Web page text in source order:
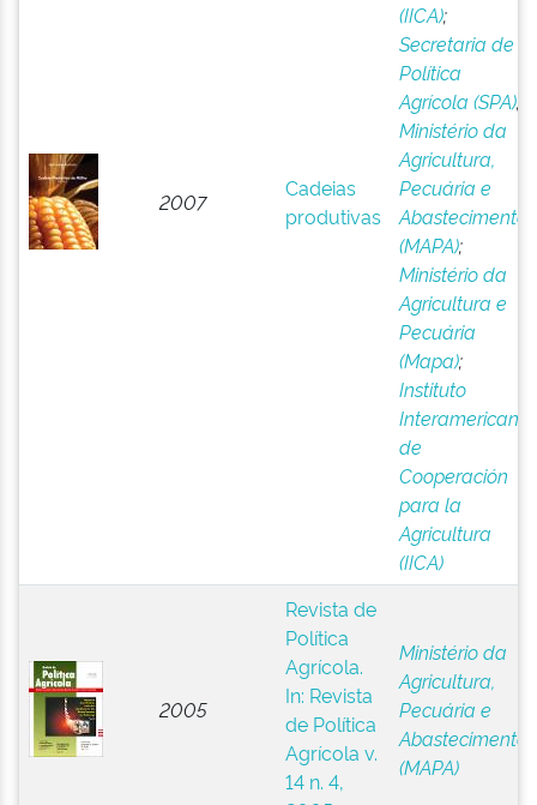
2007
Cadeias
produtivas
(IICA);
Secretaria de
Política
Agrícola (SPA);
Ministério da
Agricultura,
Pecuária e
Abastecimento
(MAPA);
Ministério da
Agricultura e
Pecuária
(Mapa);
Instituto
Interamericano
de
Cooperación
para la
Agricultura
(IICA)
2005
Revista de
Política
Agrícola.
In: Revista
de Política
Agrícola v.
14 n. 4,
Ministério da
Agricultura,
Pecuária e
Abastecimento
(MAPA)